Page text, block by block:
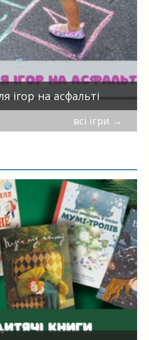
ігор на асфальті
всі ігри →